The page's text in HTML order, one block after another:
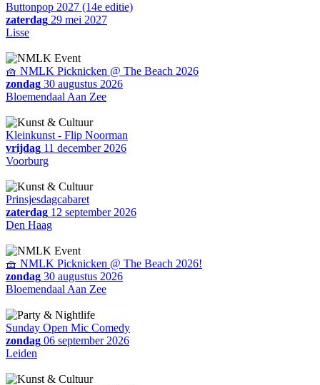
Buttonpop 2027 (14e editie)
zaterdag 29 mei 2027
Lisse
🧺 NMLK Picknicken @ The Beach 2026
zondag 30 augustus 2026
Bloemendaal Aan Zee
Kleinkunst - Flip Noorman
vrijdag 11 december 2026
Voorburg
Prinsjesdagcabaret
zaterdag 12 september 2026
Den Haag
🧺 NMLK Picknicken @ The Beach 2026!
zondag 30 augustus 2026
Bloemendaal Aan Zee
Sunday Open Mic Comedy
zondag 06 september 2026
Leiden